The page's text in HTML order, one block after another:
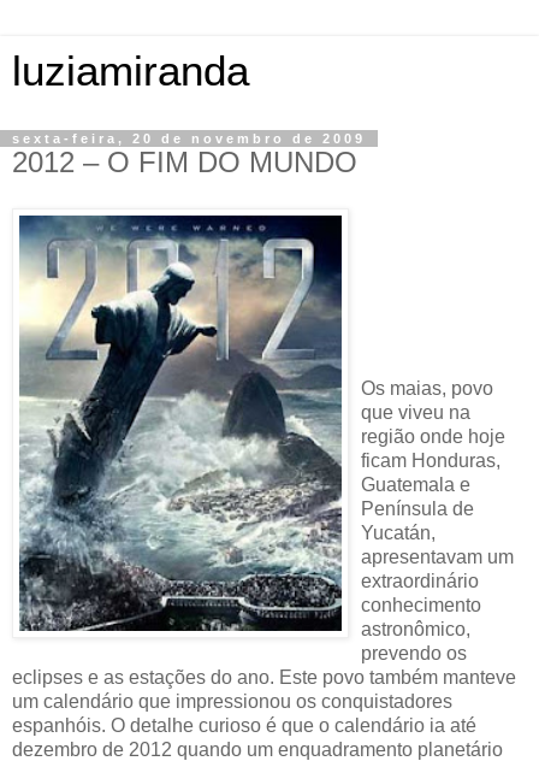
luziamiranda
sexta-feira, 20 de novembro de 2009
2012 – O FIM DO MUNDO
Os maias, povo
que viveu na
região onde hoje
ficam Honduras,
Guatemala e
Península de
Yucatán,
apresentavam um
extraordinário
conhecimento
astronômico,
prevendo os
eclipses e as estações do ano. Este povo também manteve
um calendário que impressionou os conquistadores
espanhóis. O detalhe curioso é que o calendário ia até
dezembro de 2012 quando um enquadramento planetário